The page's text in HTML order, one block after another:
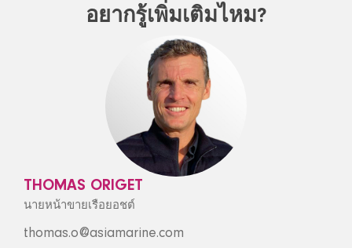
อยากรู้เพิ่มเติมไหม?
THOMAS ORIGET
นายหน้าขายเรือยอชต์
thomas.o@asiamarine.com